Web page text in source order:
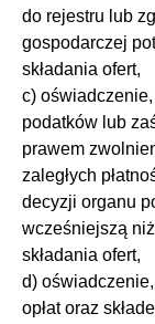
do rejestru lub
gospodarczej
składania ofert,
c)
podatków lub
prawem
zaległych
decyzji organu
wcześniejszą
składania ofert,
d)
opłat oraz